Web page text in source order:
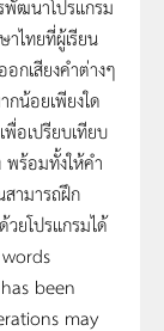
ฒนาโปรแกรม
าไทยที่ผู้เรียน
กเสียงคำต่างๆ
กน้อยเพียงใด
อเปรียบเทียบ
พร้อมทั้งให้คำ
ามารถฝึก
ยโปรแกรมได้
been
may